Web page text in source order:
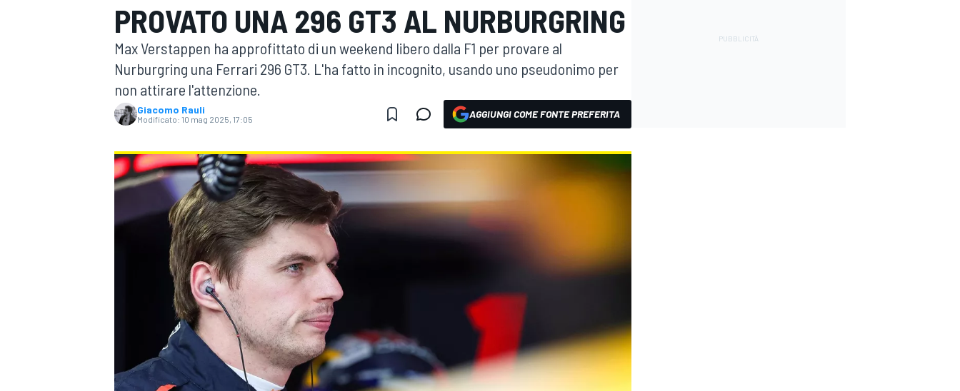
MOTOGP WEC
WRC
PROVATO UNA 296 GT3 AL NURBURGRING
Max Verstappen ha approfittato di un weekend libero dalla F1 per provare al
Nurburgring una Ferrari 296 GT3. L'ha fatto in incognito, usando uno pseudonimo per
non attirare l'attenzione.
Giacomo Rauli
Modificato: 10 mag 2025, 17:05 AGGIUNGI COME FONTE PREFERITA